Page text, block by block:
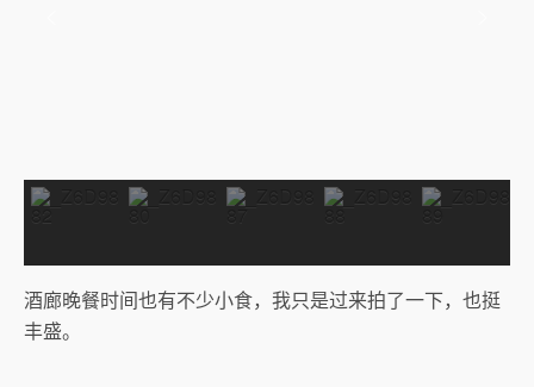
酒廊晚餐时间也有不少小食，我只是过来拍了一下，也挺
丰盛。